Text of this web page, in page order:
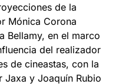
de la
Mónica Corona
Bellamy, en el marco
del realizador
de cineastas, con la
Jaxa y Joaquín Rubio